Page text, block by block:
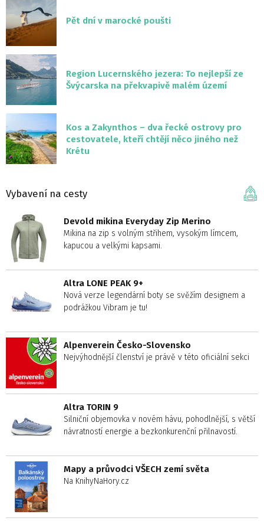
Pět dní v marocké poušti
Region Lucernského jezera: To nejlepší ze
Švýcarska na překvapivě malém území
Kos a Zakynthos – dva řecké ostrovy pro
cestovatele, kteří chtějí něco jiného než
Krétu
Vybavení na cesty
Devold mikina Everyday Zip Merino
Mikina na zip s volným střihem, vysokým límcem,
kapucou a velkými kapsami.
Altra LONE PEAK 9+
Nová verze legendární boty se svěžím designem a
podrážkou Vibram je tu!
Alpenverein Česko-Slovensko
Nejvýhodnější členství je právě v této oficiální sekci
Altra TORIN 9
Silniční objemovka v novém hávu, pohodlnější, s větší
návratností energie a bezkonkurenční přilnavostí.
Mapy a průvodci VŠECH zemí světa
Na KnihyNaHory.cz